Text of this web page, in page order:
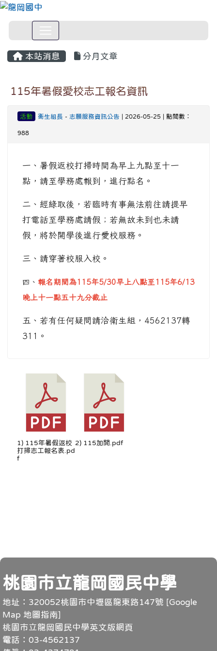
本站消息 分月文章
115年暑假愛校志工報名資訊
活動 衛生組長 - 志願服務資訊公告 | 2026-05-25 | 點閱數：
988
一、暑假返校打掃時間為早上九點至十一
點，請至學務處報到，進行點名。
二、經綠取後，若臨時有事無法前往請提早
打電話至學務處請假；若無故未到也未請
假，將於開學後進行愛校服務。
三、請穿著校服入校。
四、 報名期間為115年5/30早上八點至 115年6/13
晚上十一點五十九分截止
五、若有任何疑問請洽衛生組，4562137轉
311。
1) 115年暑假返校
打掃志工報名表.pd
f
2) 115加開.pdf
頁尾
桃園市立龍岡國民中學
地址：320052桃園市中壢區龍東路147號 [Google
Map 地圖指南]
桃園市立龍岡國民中學英文版網頁
電話：03-4562137